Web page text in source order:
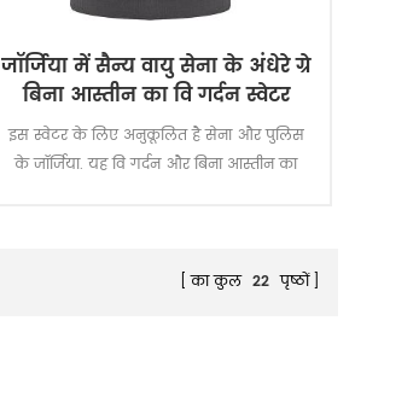
जॉर्जिया में सैन्य वायु सेना के अंधेरे ग्रे
बिना आस्तीन का वि गर्दन स्वेटर
इस स्वेटर के लिए अनुकूलित है सेना और पुलिस
के जॉर्जिया. यह वि गर्दन और बिना आस्तीन का
का कुल 22 पृष्ठों